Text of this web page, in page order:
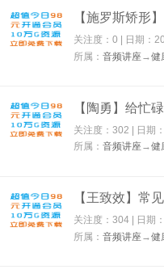
关注度：0 | 日期：
所属：音频讲座→健
关注度：302 | 日期：
所属：音频讲座→健
关注度：304 | 日期
所属：音频讲座→健